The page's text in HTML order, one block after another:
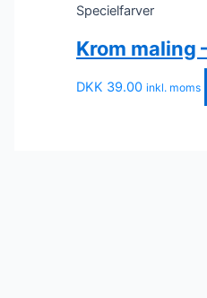
Specielfarver
Krom maling
DKK 39.00 inkl. moms